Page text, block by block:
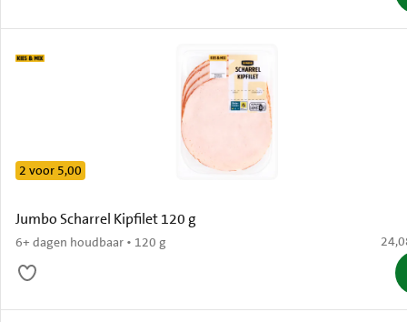
Jumbo Scharrel Kipfilet 120 g
6+ dagen houdbaar • 120 g
2 voor 5,00
€